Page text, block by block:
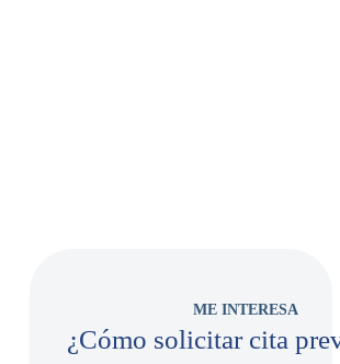
ME INTERESA
¿Cómo solicitar cita